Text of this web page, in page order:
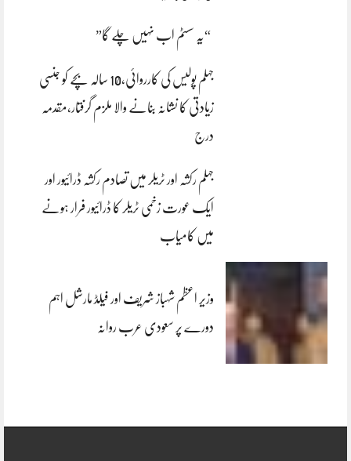
“یہ سسٹم اب نہیں چلے گا”
جہلم پولیس کی کارروائی،10 سالہ بچے کو جنسی
زیادتی کا نشانہ بنانے والا ملزم گرفتار،مقدمہ
درج
جہلم رکشہ اور ٹریلر میں تصادم رکشہ ڈرائیور اور
ایک عورت زخمی ٹریلر کا ڈرائیور فرار ہونے
میں کامیاب
وزیر اعظم شہباز شریف اور فیلڈ مارشل اہم
دورے پر سعودی عرب روانہ